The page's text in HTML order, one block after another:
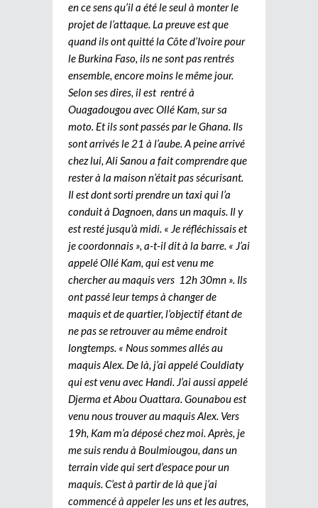
en ce sens qu’il a été le seul à monter le
projet de l’attaque. La preuve est que
quand ils ont quitté la Côte d’Ivoire pour
le Burkina Faso, ils ne sont pas rentrés
ensemble, encore moins le même jour.
Selon ses dires, il est rentré à
Ouagadougou avec Ollé Kam, sur sa
moto. Et ils sont passés par le Ghana. Ils
sont arrivés le 21 à l’aube. A peine arrivé
chez lui, Ali Sanou a fait comprendre que
rester à la maison n’était pas sécurisant.
Il est dont sorti prendre un taxi qui l’a
conduit à Dagnoen, dans un maquis. Il y
est resté jusqu’à midi. « Je réfléchissais et
je coordonnais », a-t-il dit à la barre. « J’ai
appelé Ollé Kam, qui est venu me
chercher au maquis vers 12h 30mn ». Ils
ont passé leur temps à changer de
maquis et de quartier, l’objectif étant de
ne pas se retrouver au même endroit
longtemps. « Nous sommes allés au
maquis Alex. De là, j’ai appelé Couldiaty
qui est venu avec Handi. J’ai aussi appelé
Djerma et Abou Ouattara. Gounabou est
venu nous trouver au maquis Alex. Vers
19h, Kam m’a déposé chez moi. Après, je
me suis rendu à Boulmiougou, dans un
terrain vide qui sert d’espace pour un
maquis. C’est à partir de là que j’ai
commencé à appeler les uns et les autres,